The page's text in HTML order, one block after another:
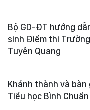
Bộ GD-ĐT hướng
sinh Điểm thi
Tuyên Quang
Khánh thành và bàn
Tiểu học Bình